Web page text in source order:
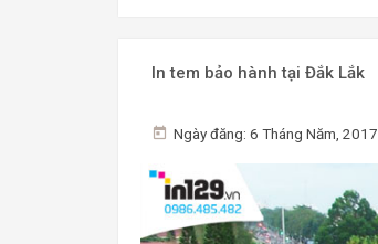
In tem bảo hành tại Đắk Lắk
Ngày đăng: 6 Tháng Năm, 2017